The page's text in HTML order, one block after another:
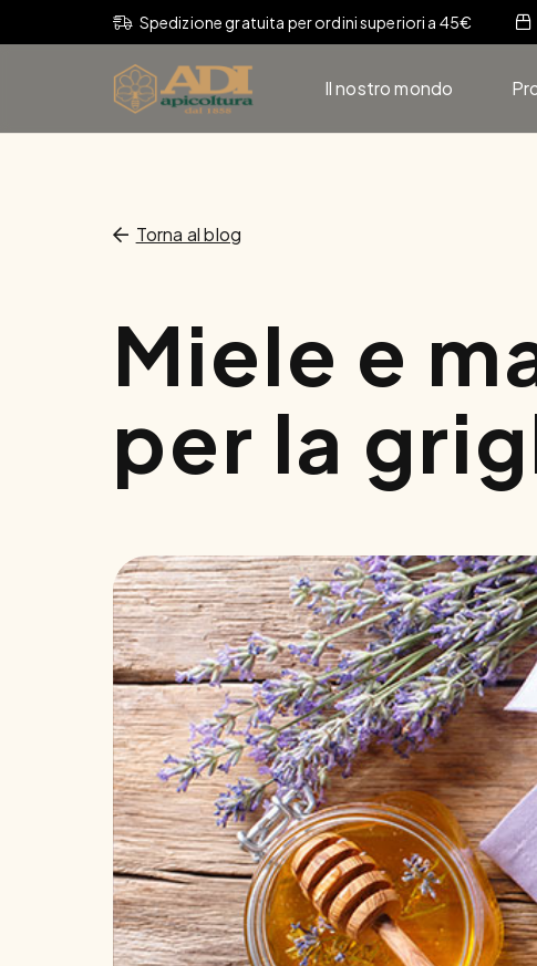
Spedizione gratuita per ordini superiori a 45€
Il nostro mondo
Torna al blog
Miele e
per la